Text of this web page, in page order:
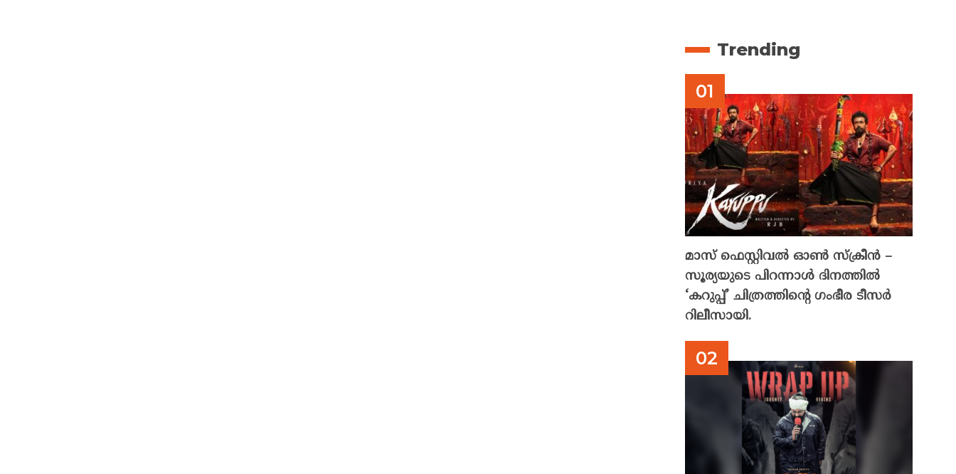
Trending
മാസ് ഫെസ്റ്റിവൽ ഓൺ സ്‌ക്രീൻ –
സൂര്യയുടെ പിറന്നാൾ ദിനത്തിൽ
‘കറുപ്പ്’ ചിത്രത്തിന്റെ ഗംഭീര ടീസർ
റിലീസായി.